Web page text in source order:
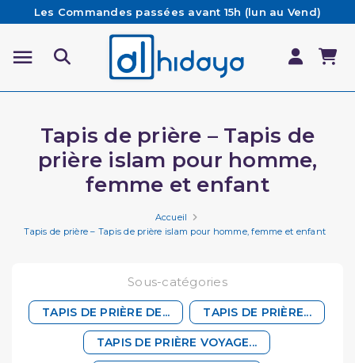
Les Commandes passées avant 15h (lun au Vend)
sont préparées et expédiées le jour même
Besoin d'aide ? Retrouvez notre FAQ
Livraison offerte à partir de 65€ d'achat*
Tapis de prière – Tapis de
prière islam pour homme,
femme et enfant
Accueil
Tapis de prière – Tapis de prière islam pour homme, femme et enfant
Sous-catégories
TAPIS DE PRIÈRE DE... TAPIS DE PRIÈRE...
TAPIS DE PRIÈRE VOYAGE...